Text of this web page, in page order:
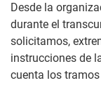
Desde la
durante el
solicitamos,
instrucciones de
cuenta los